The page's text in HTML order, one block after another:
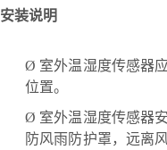
安装说明
Ø 室外温湿度传感器
位置。
Ø 室外温湿度传感器
防风雨防护罩，远离